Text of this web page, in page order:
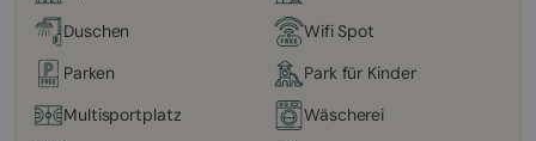
Duschen
Wifi Spot
Parken
Park für Kinder
Multisportplatz
Wäscherei